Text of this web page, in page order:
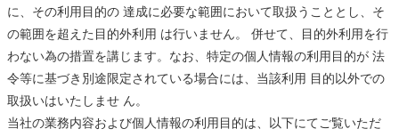
に、その利用目的の 達成に必要な範囲において取扱うこととし、そ
の範囲を超えた目的外利用 は行いません。 併せて、目的外利用を行
わない為の措置を講じます。なお、特定の個人情報の利用目的が 法
令等に基づき別途限定されている場合には、当該利用 目的以外での
取扱いはいたしませ ん。
当社の業務内容および個人情報の利用目的は、以下にてご覧いただ